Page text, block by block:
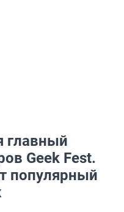
главный
Geek Fest.
популярный